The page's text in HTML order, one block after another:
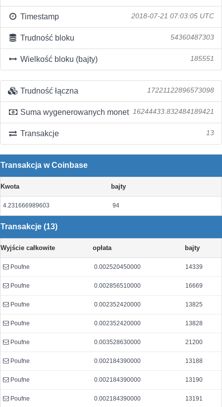
Timestamp 2018-07-21 07:03:05 UTC
Trudność bloku 54360487303
Wielkość bloku (bajty) 185551
Trudność łączna 17221122896573098
Suma wygenerowanych monet 16244433.832484189421
Transakcje 13
Transakcja w Coinbase
Kwota bajty
4.231666989603 94
Transakcje (13)
Wyjście całkowite opłata bajty
Poufne 0.002520450000 14339
Poufne 0.002856510000 16669
Poufne 0.002352420000 13825
Poufne 0.002352420000 13828
Poufne 0.003528630000 21200
Poufne 0.002184390000 13188
Poufne 0.002184390000 13190
Poufne 0.002184390000 13191